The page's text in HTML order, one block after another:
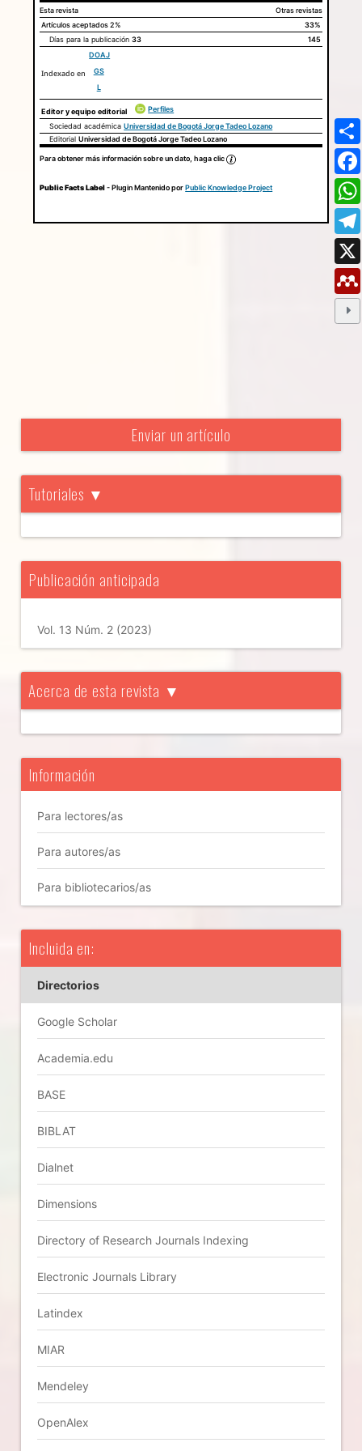
Esta revista
Otras revistas
Artículos aceptados2%
33%
Días para la publicación33 145
Indexado en
DOAJ
GS
L
Editor y equipo editorial
Perfiles
Sociedad académicaUniversidad de Bogotá Jorge Tadeo Lozano
EditorialUniversidad de Bogotá Jorge Tadeo Lozano
Para obtener más información sobre un dato, haga clic
Public Facts Label- Plugin Mantenido porPublic Knowledge Project
Enviar un artículo
Tutoriales ▼
Publicación anticipada
Vol. 13 Núm. 2 (2023)
Acerca de esta revista ▼
Información
Para lectores/as
Para autores/as
Para bibliotecarios/as
Incluida en:
Directorios
Google Scholar
Academia.edu
BASE
BIBLAT
Dialnet
Dimensions
Directory of Research Journals Indexing
Electronic Journals Library
Latindex
MIAR
Mendeley
OpenAlex